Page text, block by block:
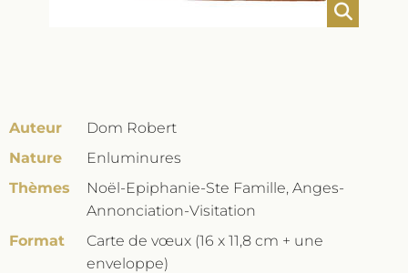
Auteur
Dom Robert
Nature
Enluminures
Thèmes
Noël-Epiphanie-Ste Famille, Anges-
Annonciation-Visitation
Format
Carte de vœux (16 x 11,8 cm + une
enveloppe)